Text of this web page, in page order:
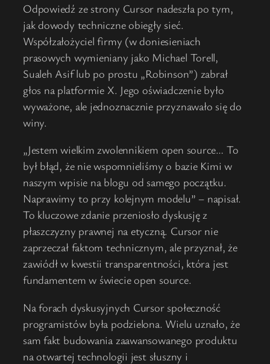
Odpowiedź ze strony Cursor nadeszła po tym,
jak dowody techniczne obiegły sieć.
Współzałożyciel firmy (w doniesieniach
prasowych wymieniany jako Michael Torell,
Sualeh Asif lub po prostu „Robinson”) zabrał
głos na platformie X. Jego oświadczenie było
wyważone, ale jednoznacznie przyznawało się do
winy.
„Jestem wielkim zwolennikiem open source… To
był błąd, że nie wspomnieliśmy o bazie Kimi w
naszym wpisie na blogu od samego początku.
Naprawimy to przy kolejnym modelu” – napisał.
To kluczowe zdanie przeniosło dyskusję z
płaszczyzny prawnej na etyczną. Cursor nie
zaprzeczał faktom technicznym, ale przyznał, że
zawiódł w kwestii transparentności, która jest
fundamentem w świecie open source.
Na forach dyskusyjnych Cursor społeczność
programistów była podzielona. Wielu uznało, że
sam fakt budowania zaawansowanego produktu
na otwartej technologii jest słuszny i